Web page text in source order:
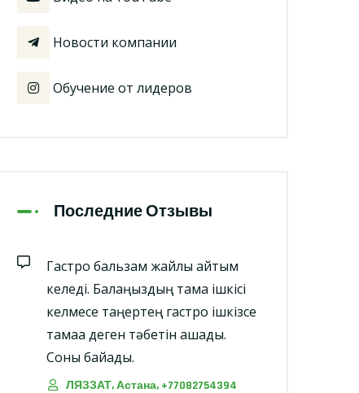
Новости компании
Обучение от лидеров
Последние Отзывы
Гастро бальзам жайлы айтқым
келеді. Балаңыздың тамақ ішкісі
келмесе таңертең гастро ішкізсе
тамаққа деген тәбетін ашады.
Соны байқадық.
ЛЯЗЗАТ, Астана, +77082754394